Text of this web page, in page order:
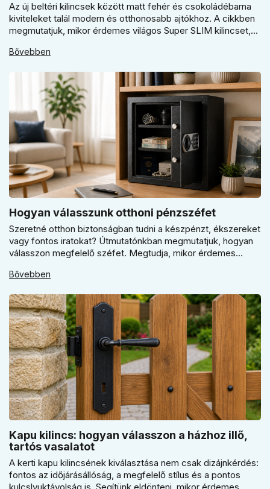
Az új beltéri kilincsek között matt fehér és csokoládébarna
kiviteleket talál modern és otthonosabb ajtókhoz. A cikkben
megmutatjuk, mikor érdemes világos Super SLIM kilincset,
döntsön a kerek vagy szögletes rozetta között az egységes
Bővebben
Hogyan válasszunk otthoni pénzszéfet
Szeretné otthon biztonságban tudni a készpénzt, ékszereket
vagy fontos iratokat? Útmutatónkban megmutatjuk, hogyan
válasszon megfelelő széfet. Megtudja, mikor érdemes
kulcsfontosságú a szakszerű rögzítés a valódi védelemhez
Bővebben
Kapu kilincs: hogyan válasszon a házhoz illő,
tartós vasalatot
A kerti kapu kilincsének kiválasztása nem csak dizájnkérdés:
fontos az időjárásállóság, a megfelelő stílus és a pontos